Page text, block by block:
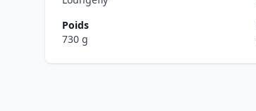
Poids
730 g